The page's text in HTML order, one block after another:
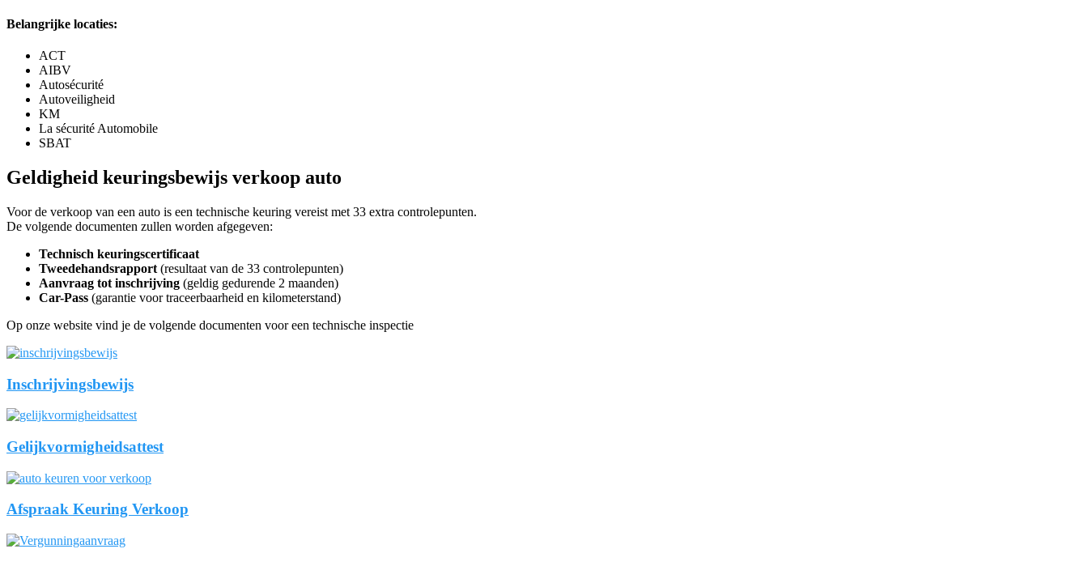
Belangrijke locaties:
ACT
AIBV
Autosécurité
Autoveiligheid
KM
La sécurité Automobile
SBAT
Geldigheid keuringsbewijs verkoop auto
Voor de verkoop van een auto is een technische keuring vereist met 33 extra controlepunten.
De volgende documenten zullen worden afgegeven:
Technisch keuringscertificaat
Tweedehandsrapport (resultaat van de 33 controlepunten)
Aanvraag tot inschrijving (geldig gedurende 2 maanden)
Car-Pass (garantie voor traceerbaarheid en kilometerstand)
Op onze website vind je de volgende documenten voor een technische inspectie
Inschrijvingsbewijs
Gelijkvormigheidsattest
Afspraak Keuring Verkoop